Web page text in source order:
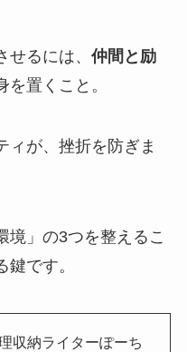
るには、 仲間と励
を置くこと。
ィが、挫折を防ぎま
境」の3つを整えるこ
です。
収納ライターぽーち